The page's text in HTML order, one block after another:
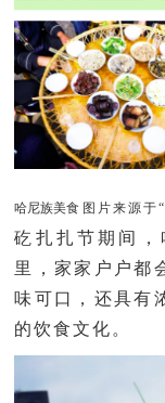
哈尼族美食 图片来源于
矻扎扎节期间，
里，家家户户都
味可口，还具有
的饮食文化。